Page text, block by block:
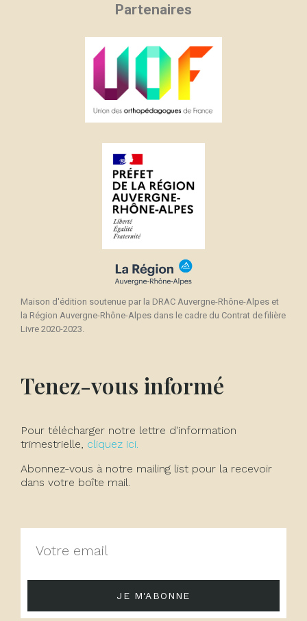
Partenaires
Maison d'édition soutenue par la DRAC Auvergne-Rhône-Alpes et
la Région Auvergne-Rhône-Alpes dans le cadre du Contrat de filière
Livre 2020-2023.
Tenez-vous informé
Pour télécharger notre lettre d'information
trimestrielle, cliquez ici.
Abonnez-vous à notre mailing list pour la recevoir
dans votre boîte mail.
JE M'ABONNE